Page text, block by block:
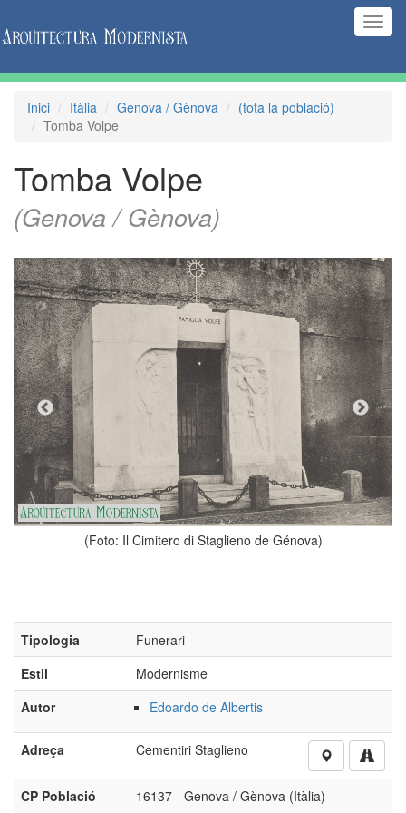
Inici Itàlia Genova / Gènova
(tota la població)
Tomba Volpe
Tomba Volpe
(Genova / Gènova)
di Staglieno de Génova)
Tipologia
Funerari
Estil
Modernisme
Autor
Edoardo de Albertis
Adreça Cementiri Staglieno